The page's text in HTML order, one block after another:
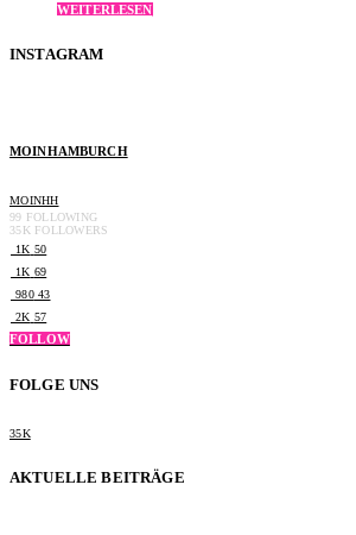
WEITERLESEN
INSTAGRAM
MOINHAMBURCH
MOINHH
99 FOLLOWING
35KFOLLOWERS
1K 50
1K 69
980 43
2K 57
FOLLOW
FOLGE UNS
35K
AKTUELLE BEITRÄGE